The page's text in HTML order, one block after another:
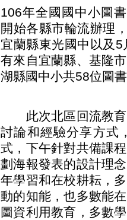
106年全國國中小圖
開始各縣市輪流辦理
宜蘭縣東光國中以及
有來自宜蘭縣、基隆
湖縣國中小共58位圖
此次北區回流教育
討論和經驗分享方式
式，下午針對共備課
劃海報發表的設計理
年學習和在校耕耘，
動的知能，也多數能
圖資利用教育，多數